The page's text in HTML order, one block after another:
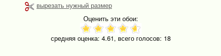
вырезать нужный размер
Оценить эти обои:
средняя оценка: 4.61, всего голосов: 18